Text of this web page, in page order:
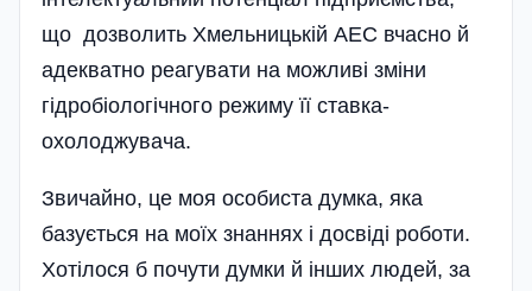
що дозволить Хмельницькій АЕС вчасно й
адекватно реагувати на можливі зміни
гідробіологічного режиму її ставка-
охолоджувача.
Звичайно, це моя особиста думка, яка
базується на моїх знаннях і досвіді роботи.
Хотілося б почути думки й інших людей, за